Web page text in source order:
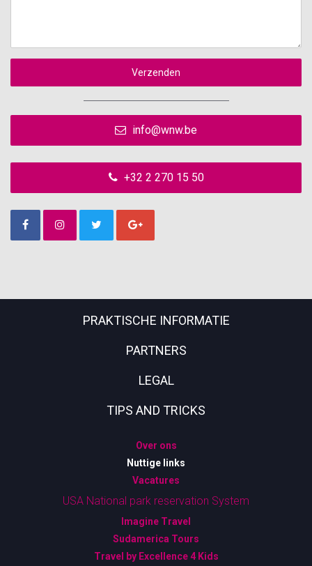
Verzenden
info@wnw.be
+32 2 270 15 50
PRAKTISCHE INFORMATIE
PARTNERS
LEGAL
TIPS AND TRICKS
Over ons
Nuttige links
Vacatures
USA National park reservation System
Imagine Travel
Sudamerica Tours
Travel by Excellence 4 Kids